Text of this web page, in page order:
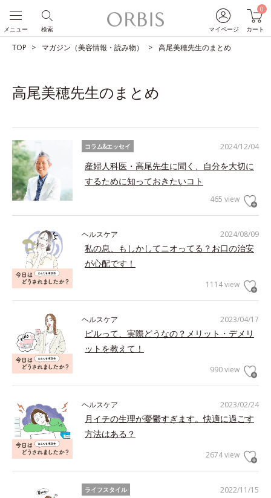
マイページ
0
カート
検索
メニュー
TOP マガジン（美容情報・読み物） 高尾美穂先生のまとめ
高尾美穂先生のまとめ
2024/12/04
コラム&エッセイ
産婦人科医・高尾先生に聞く、自分を大切に
するために知っておきたいコト
465 view
2024/08/09
ヘルスケア
私の息、もしかしてニオってる？お口の治安
が心配です！
1114 view
2023/04/17
ヘルスケア
ピルって、実際どうなの？メリット・デメリ
ットを教えて！
990 view
2023/02/24
ヘルスケア
月イチの生理が憂鬱すぎます。快適に過ごす
方法はある？
2674 view
2022/11/15
ライフスタイル